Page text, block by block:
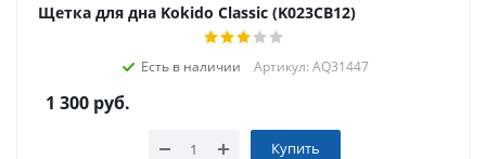
Щетка для дна Kokido Classic (K023CB12)
Есть в наличии Артикул: AQ31447
1 300 руб.
Купить